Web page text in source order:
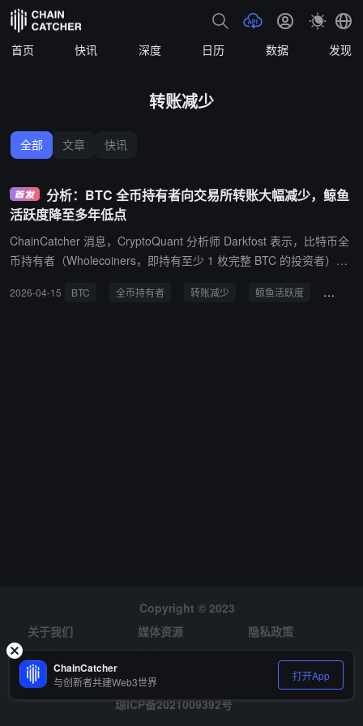
首页 快讯 深度 日历 数据 发现
转账减少
全部 文章 快讯
分析：BTC 全币持有者向交易所转账大幅减少，鲸鱼
活跃度降至多年低点
ChainCatcher 消息，CryptoQuant 分析师 Darkfost 表示，比特币全
币持有者（Wholecoiners，即持有至少 1 枚完整 BTC 的投资者）向
量仅约 6,000 BTC，与 2018 年水平相当，远低于 2021 年的 15,400
2026-04-15 BTC 全币持有者 转账减少 鲸鱼活跃度 ETF
Copyright © 2023
关于我们
媒体资源
隐私政策
风险提示
招聘
琼ICP备2021009392号
ChainCatcher
与创新者共建Web3世界 打开App